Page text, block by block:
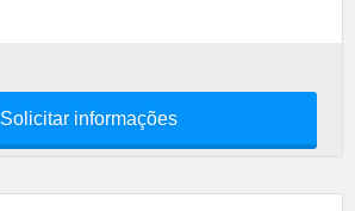
Solicitar informações